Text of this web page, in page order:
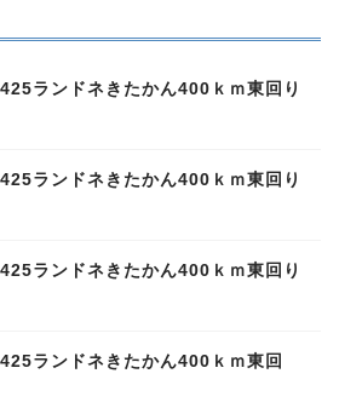
ランドネきたかん400ｋｍ東回り
ランドネきたかん400ｋｍ東回り
ランドネきたかん400ｋｍ東回り
ランドネきたかん400ｋｍ東回